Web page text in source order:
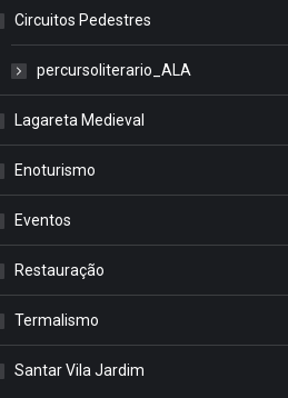
Circuitos Pedestres
percursoliterario_ALA
Lagareta Medieval
Enoturismo
Eventos
Restauração
Termalismo
Santar Vila Jardim